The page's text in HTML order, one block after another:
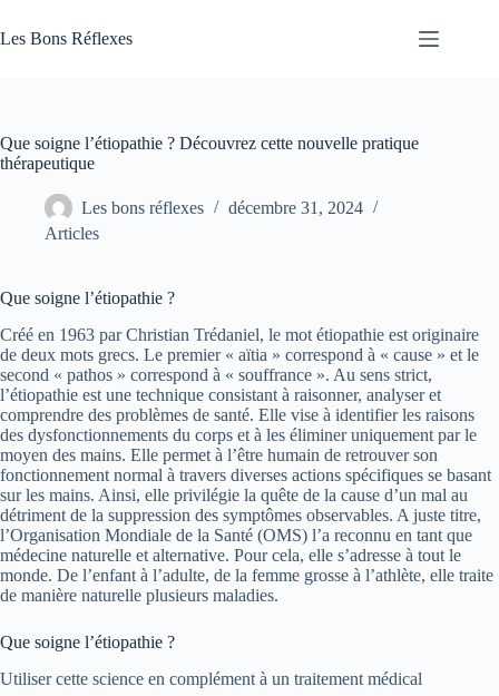
au
contenu
Les Bons Réflexes
Que soigne l’étiopathie ? Découvrez cette nouvelle pratique
thérapeutique
Les bons réflexes
décembre 31, 2024
Articles
Que soigne l’étiopathie ?
Créé en 1963 par Christian Trédaniel, le mot étiopathie est originaire
de deux mots grecs. Le premier « aïtia » correspond à « cause » et le
second « pathos » correspond à « souffrance ». Au sens strict,
l’étiopathie est une technique consistant à raisonner, analyser et
comprendre des problèmes de santé. Elle vise à identifier les raisons
des dysfonctionnements du corps et à les éliminer uniquement par le
moyen des mains. Elle permet à l’être humain de retrouver son
fonctionnement normal à travers diverses actions spécifiques se basant
sur les mains. Ainsi, elle privilégie la quête de la cause d’un mal au
détriment de la suppression des symptômes observables. A juste titre,
l’Organisation Mondiale de la Santé (OMS) l’a reconnu en tant que
médecine naturelle et alternative. Pour cela, elle s’adresse à tout le
monde. De l’enfant à l’adulte, de la femme grosse à l’athlète, elle traite
de manière naturelle plusieurs maladies.
Que soigne l’étiopathie ?
Utiliser cette science en complément à un traitement médical